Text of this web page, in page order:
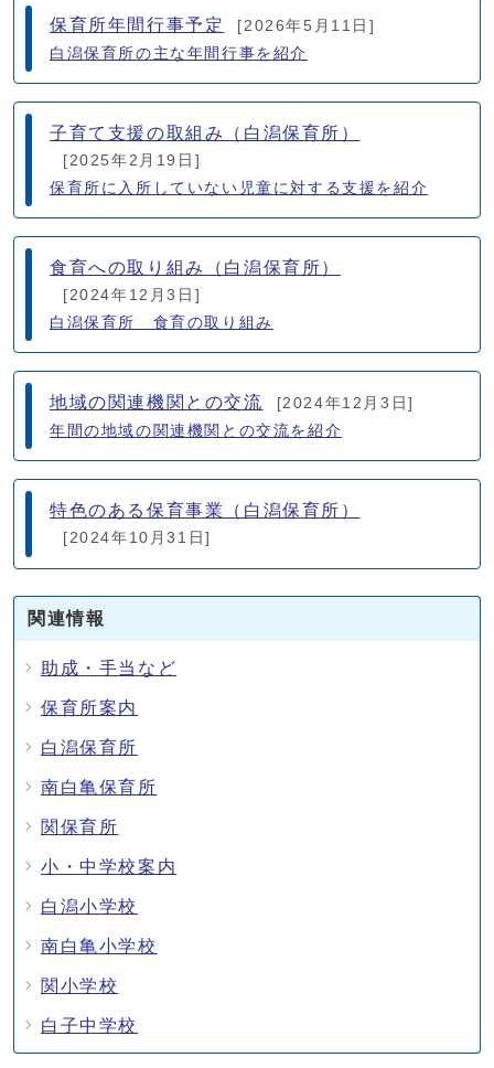
保育所年間行事予定
[2026年5月11日]
白潟保育所の主な年間行事を紹介
子育て支援の取組み（白潟保育所）
[2025年2月19日]
保育所に入所していない児童に対する支援を紹介
食育への取り組み（白潟保育所）
[2024年12月3日]
白潟保育所 食育の取り組み
地域の関連機関との交流
[2024年12月3日]
年間の地域の関連機関との交流を紹介
特色のある保育事業（白潟保育所）
[2024年10月31日]
関連情報
助成・手当など
保育所案内
白潟保育所
南白亀保育所
関保育所
小・中学校案内
白潟小学校
南白亀小学校
関小学校
白子中学校